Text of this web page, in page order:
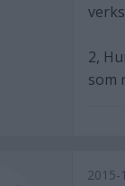
2,
som
2015-